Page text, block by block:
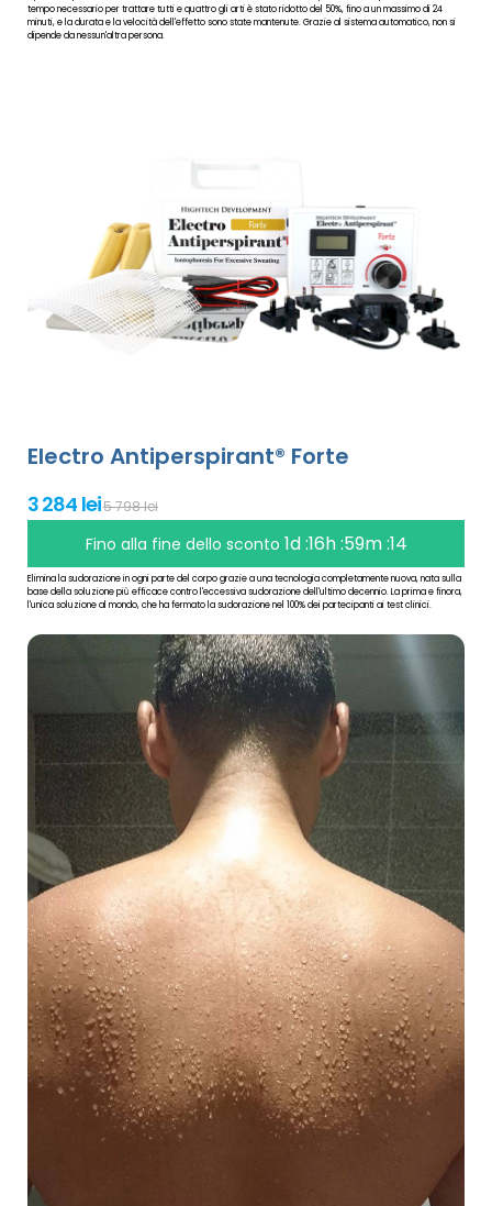
tempo necessario per trattare tutti e quattro gli arti è stato ridotto del 50%, fino a un massimo di 24
minuti, e la durata e la velocità dell'effetto sono state mantenute. Grazie al sistema automatico, non si
dipende da nessun'altra persona.
Electro Antiperspirant® Forte
3 284 lei5 798 lei
Fino alla fine dello sconto1d :16h :59m :13
Elimina la sudorazione in ogni parte del corpo grazie a una tecnologia completamente nuova, nata sulla
base della soluzione più efficace contro l'eccessiva sudorazione dell'ultimo decennio. La prima e finora,
l'unica soluzione al mondo, che ha fermato la sudorazione nel 100% dei partecipanti ai test clinici.